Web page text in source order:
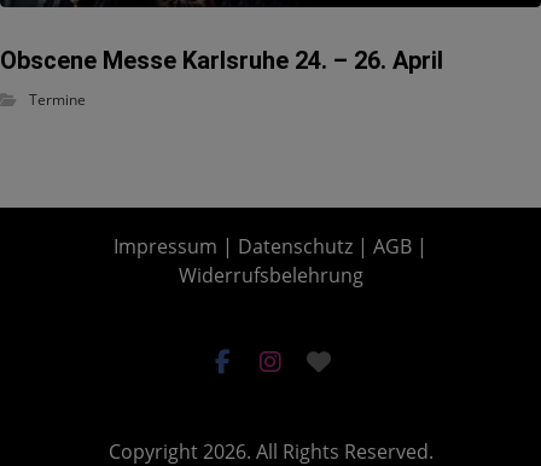
Obscene Messe Karlsruhe 24. – 26. April
Termine
Impressum | Datenschutz | AGB |
Widerrufsbelehrung
Copyright 2026. All Rights Reserved.